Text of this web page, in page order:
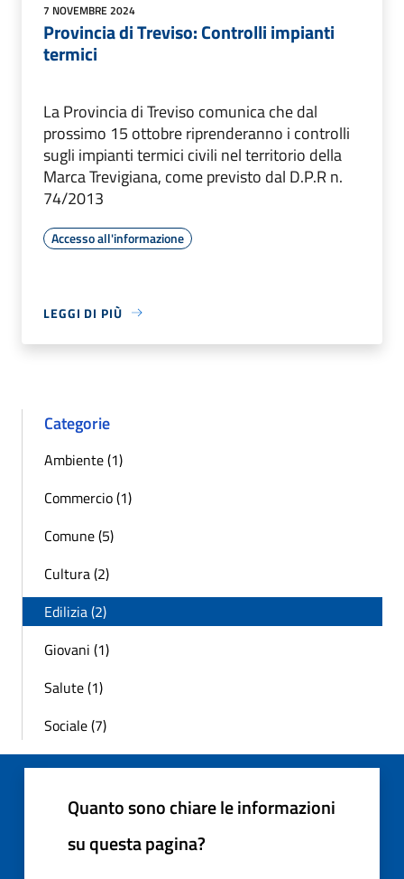
7 NOVEMBRE 2024
Provincia di Treviso: Controlli impianti
termici
La Provincia di Treviso comunica che dal
prossimo 15 ottobre riprenderanno i controlli
sugli impianti termici civili nel territorio della
Marca Trevigiana, come previsto dal D.P.R n.
74/2013
Accesso all'informazione
LEGGI DI PIÙ
Categorie
Ambiente (1)
Commercio (1)
Comune (5)
Cultura (2)
Edilizia (2)
Giovani (1)
Salute (1)
Sociale (7)
Quanto sono chiare le informazioni
su questa pagina?